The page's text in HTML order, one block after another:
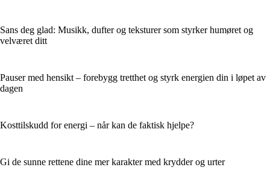
Sans deg glad: Musikk, dufter og teksturer som styrker humøret og
velværet ditt
Pauser med hensikt – forebygg tretthet og styrk energien din i løpet av
dagen
Kosttilskudd for energi – når kan de faktisk hjelpe?
Gi de sunne rettene dine mer karakter med krydder og urter